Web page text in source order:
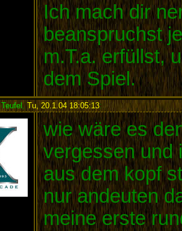
Ich mach dir
beanspruchst
m.T.a. erfüllst,
dem Spiel.
Teufel , Tu, 20.1.04 18:05:13:
wie wäre es
vergessen und
aus dem kopf
nur andeuten
meine erste